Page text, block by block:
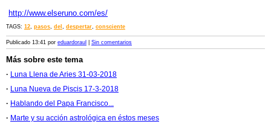
http://www.elseruno.com/es/
TAGS: 12, pasos, del , despertar, consciente
Publicado 13:41 por eduardoraul Sin comentarios
Más sobre este tema
· Luna Llena de Aries 31-03-2018
· Luna Nueva de Piscis 17-3-2018
· Hablando del Papa Francisco...
· Marte y su acción astrológica en éstos meses